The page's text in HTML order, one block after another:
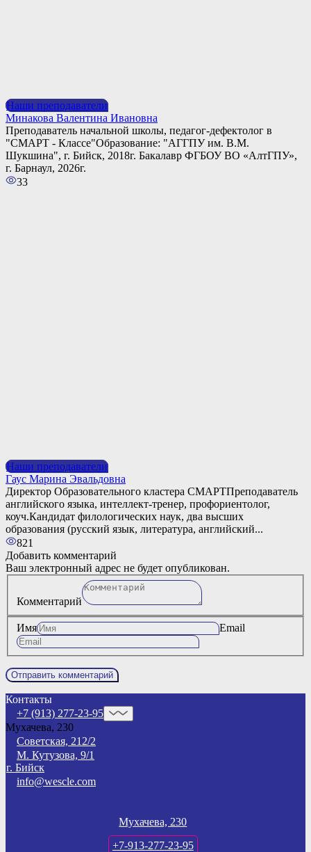
Наши преподаватели
Минакова Валентина Ивановна
Преподаватель начальной школы, педагог-дефектолог в
"СМАРТ - Классе"Образование: "АГГПУ им. В.М.
Шукшина", г. Бийск, 2018г. Бакалавр ФГБОУ ВО «АлтГПУ»,
г. Барнаул, 2026г.
33
Наши преподаватели
Гаус Марина Эвальдовна
Директор Образовательного кластера СМАРТПреподаватель
английского языка, интеллект-тренер, профориентолог,
коуч.Кандидат филологических наук, два высших
образования (русский язык, литература, английский...
821
Добавить комментарий
Ваш электронный адрес не будет опубликован.
Комментарий
Имя Email
Контакты
+7 (913) 277-23-95
Мухачева, 230
Советская, 212/2
М. Кутузова, 9/1
г. Бийск
info@wescle.com
Мухачева, 230
+7-913-277-23-95